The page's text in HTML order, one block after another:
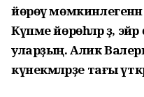
йөрөү мөмкинлегенән
Күпме йөрөһәләр ҙә,
уларҙың. Алик
күнекмәләрҙе тағы